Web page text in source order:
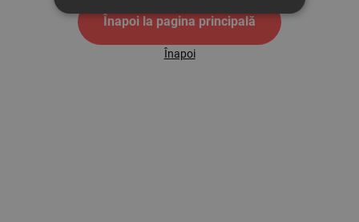
Înapoi la pagina principală
Înapoi